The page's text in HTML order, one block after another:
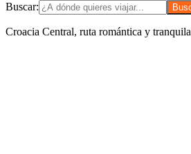
Buscar:
Croacia Central, ruta romántica y tranquila